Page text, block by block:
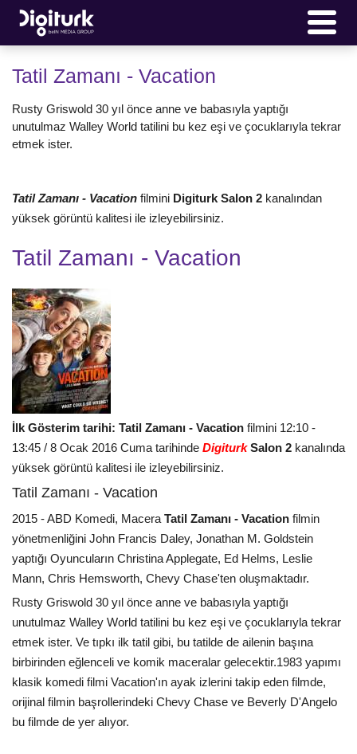
Tatil Zamanı - Vacation
Rusty Griswold 30 yıl önce anne ve babasıyla yaptığı
unutulmaz Walley World tatilini bu kez eşi ve çocuklarıyla tekrar
etmek ister.
Tatil Zamanı - Vacation filmini Digiturk Salon 2 kanalından
yüksek görüntü kalitesi ile izleyebilirsiniz.
Tatil Zamanı - Vacation
İlk Gösterim tarihi: Tatil Zamanı - Vacation filmini 12:10 -
13:45 / 8 Ocak 2016 Cuma tarihinde Digiturk Salon 2 kanalında
yüksek görüntü kalitesi ile izleyebilirsiniz.
Tatil Zamanı - Vacation
2015 - ABD Komedi, Macera Tatil Zamanı - Vacation filmin
yönetmenliğini John Francis Daley, Jonathan M. Goldstein
yaptığı Oyuncuların Christina Applegate, Ed Helms, Leslie
Mann, Chris Hemsworth, Chevy Chase'ten oluşmaktadır.
Rusty Griswold 30 yıl önce anne ve babasıyla yaptığı
unutulmaz Walley World tatilini bu kez eşi ve çocuklarıyla tekrar
etmek ister. Ve tıpkı ilk tatil gibi, bu tatilde de ailenin başına
birbirinden eğlenceli ve komik maceralar gelecektir.1983 yapımı
klasik komedi filmi Vacation'ın ayak izlerini takip eden filmde,
orijinal filmin başrollerindeki Chevy Chase ve Beverly D'Angelo
bu filmde de yer alıyor.